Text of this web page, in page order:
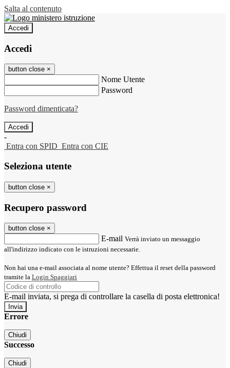
Salta al contenuto
Accedi
Accedi
button close ×
Nome Utente
Password
Password dimenticata?
-
Entra con SPID Entra con CIE
Seleziona utente
button close ×
Recupero password
button close ×
E-mail Verrà inviato un messaggio
all'indirizzo indicato con le istruzioni necessarie.
Non hai una e-mail associata al nome utente? Effettua il reset della password
tramite la Login Spaggiari
E-mail inviata, si prega di controllare la casella di posta elettronica!
Errore
Chiudi
Successo
Chiudi